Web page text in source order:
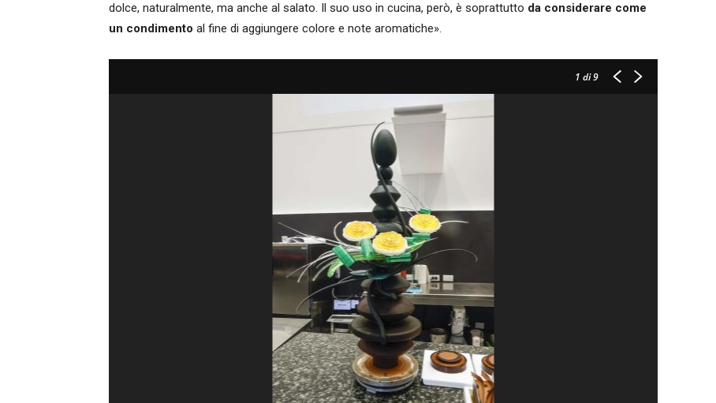
dolce, naturalmente, ma anche al salato. Il suo uso in cucina, però, è soprattutto da considerare come
un condimento al fine di aggiungere colore e note aromatiche».
1 di 9